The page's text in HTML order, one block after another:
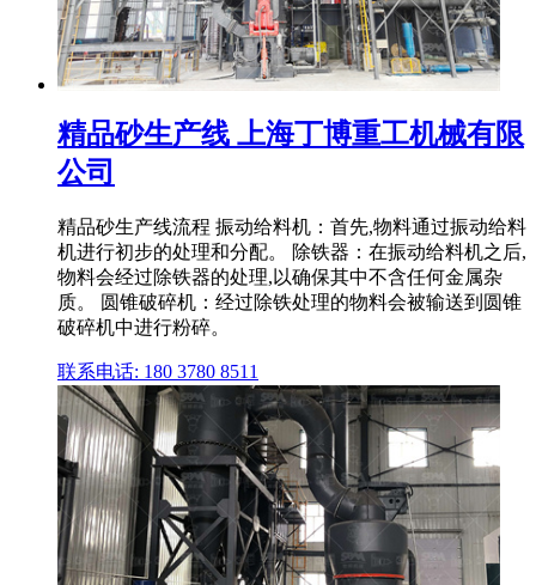
精品砂生产线 上海丁博重工机械有限
公司
精品砂生产线流程 振动给料机：首先,物料通过振动给料
机进行初步的处理和分配。 除铁器：在振动给料机之后,
物料会经过除铁器的处理,以确保其中不含任何金属杂
质。 圆锥破碎机：经过除铁处理的物料会被输送到圆锥
破碎机中进行粉碎。
联系电话: 180 3780 8511